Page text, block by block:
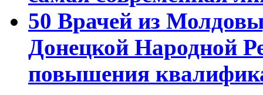
50 Врачей из
Донецкой Народной
повышения